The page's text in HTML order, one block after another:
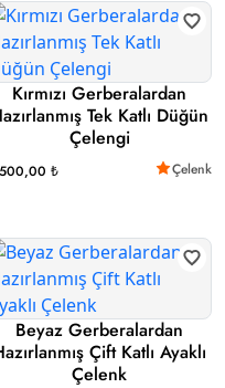
Kırmızı Gerberalardan
Tek Katlı Düğün
Çelengi
₺ Çelenk
Beyaz Gerberalardan
Çift Katlı Ayaklı
Çelenk